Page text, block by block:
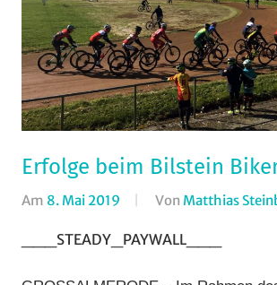
Erfolge beim Bilstein
Am 8. Mai 2019 Von Matthias
___STEADY_PAYWALL___